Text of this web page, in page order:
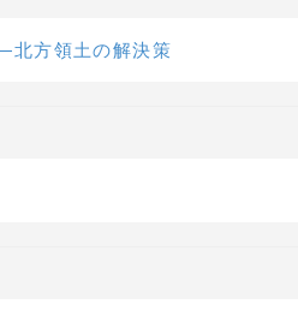
北方領土の解決策